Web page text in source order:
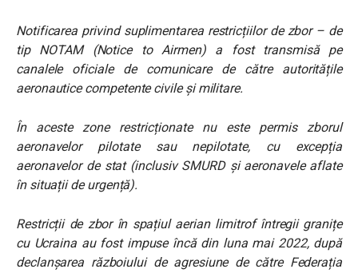
Notificarea privind suplimentarea restricțiilor de zbor – de
tip NOTAM (Notice to Airmen) a fost transmisă pe
canalele oficiale de comunicare de către autoritățile
aeronautice competente civile și militare.
În aceste zone restricționate nu este permis zborul
aeronavelor pilotate sau nepilotate, cu excepția
aeronavelor de stat (inclusiv SMURD și aeronavele aflate
în situații de urgență).
Restricții de zbor în spațiul aerian limitrof întregii granițe
cu Ucraina au fost impuse încă din luna mai 2022, după
declanșarea războiului de agresiune de către Federația